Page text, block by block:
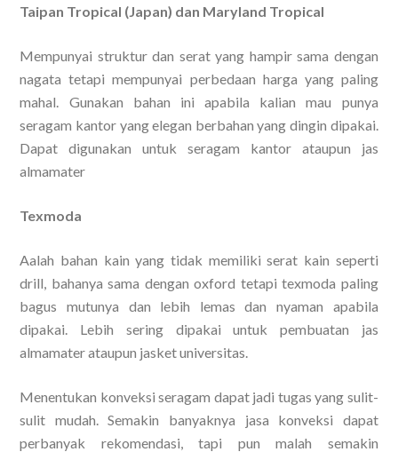
Taipan Tropical (Japan) dan Maryland Tropical
Mempunyai struktur dan serat yang hampir sama dengan
nagata tetapi mempunyai perbedaan harga yang paling
mahal. Gunakan bahan ini apabila kalian mau punya
seragam kantor yang elegan berbahan yang dingin dipakai.
Dapat digunakan untuk seragam kantor ataupun jas
almamater
Texmoda
Aalah bahan kain yang tidak memiliki serat kain seperti
drill, bahanya sama dengan oxford tetapi texmoda paling
bagus mutunya dan lebih lemas dan nyaman apabila
dipakai. Lebih sering dipakai untuk pembuatan jas
almamater ataupun jasket universitas.
Menentukan konveksi seragam dapat jadi tugas yang sulit-
sulit mudah. Semakin banyaknya jasa konveksi dapat
perbanyak rekomendasi, tapi pun malah semakin